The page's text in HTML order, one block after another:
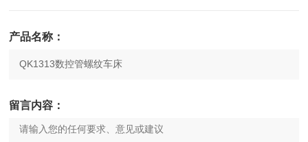
产品名称：
留言内容：